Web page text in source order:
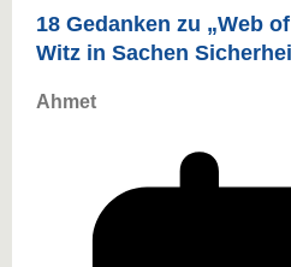
18 Gedanken zu „Web
Witz in Sachen
Ahmet